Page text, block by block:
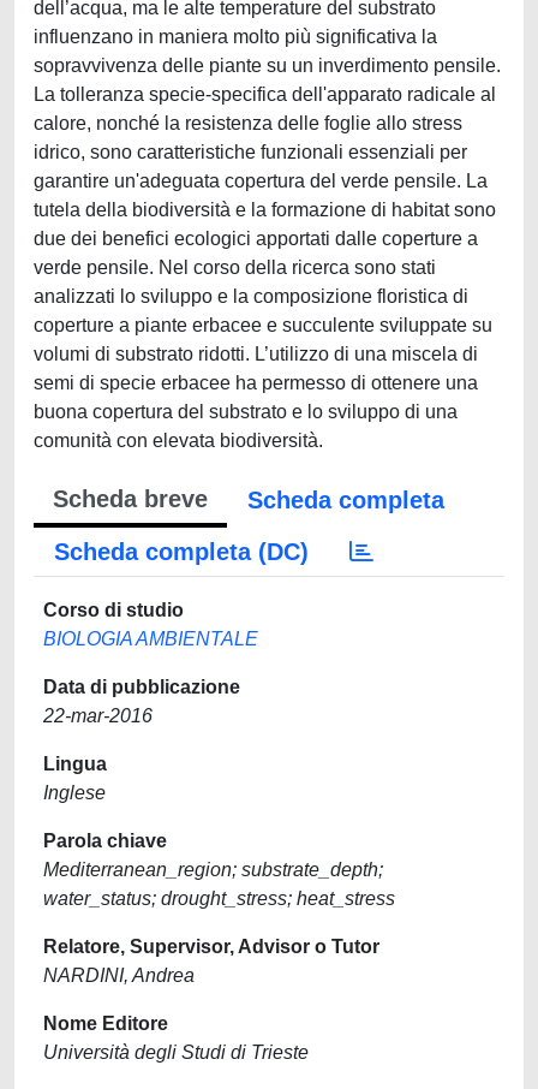
dell’acqua, ma le alte temperature del substrato
influenzano in maniera molto più significativa la
sopravvivenza delle piante su un inverdimento pensile.
La tolleranza specie-specifica dell'apparato radicale al
calore, nonché la resistenza delle foglie allo stress
idrico, sono caratteristiche funzionali essenziali per
garantire un'adeguata copertura del verde pensile. La
tutela della biodiversità e la formazione di habitat sono
due dei benefici ecologici apportati dalle coperture a
verde pensile. Nel corso della ricerca sono stati
analizzati lo sviluppo e la composizione floristica di
coperture a piante erbacee e succulente sviluppate su
volumi di substrato ridotti. L’utilizzo di una miscela di
semi di specie erbacee ha permesso di ottenere una
buona copertura del substrato e lo sviluppo di una
comunità con elevata biodiversità.
Scheda breve
Scheda completa
Scheda completa (DC)
Corso di studio
BIOLOGIA AMBIENTALE
Data di pubblicazione
22-mar-2016
Lingua
Inglese
Parola chiave
Mediterranean_region; substrate_depth;
water_status; drought_stress; heat_stress
Relatore, Supervisor, Advisor o Tutor
NARDINI, Andrea
Nome Editore
Università degli Studi di Trieste